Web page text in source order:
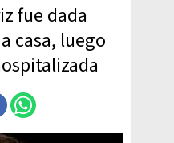
fue dada
casa, luego